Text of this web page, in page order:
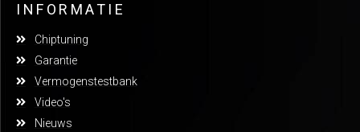
INFORMATIE
Chiptuning
Garantie
Vermogenstestbank
Video's
Nieuws